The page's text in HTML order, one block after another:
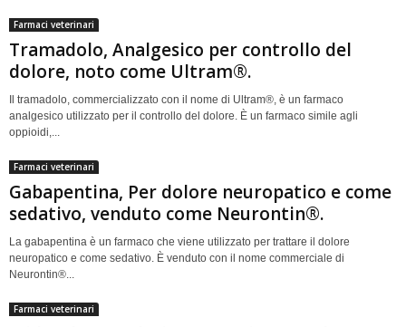
Farmaci veterinari
Tramadolo, Analgesico per controllo del
dolore, noto come Ultram®.
Il tramadolo, commercializzato con il nome di Ultram®, è un farmaco
analgesico utilizzato per il controllo del dolore. È un farmaco simile agli
oppioidi,...
Farmaci veterinari
Gabapentina, Per dolore neuropatico e come
sedativo, venduto come Neurontin®.
La gabapentina è un farmaco che viene utilizzato per trattare il dolore
neuropatico e come sedativo. È venduto con il nome commerciale di
Neurontin®...
Farmaci veterinari